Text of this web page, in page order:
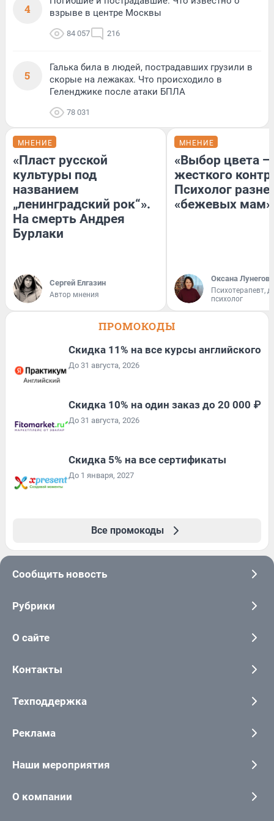
4
взрыве в центре Москвы
84 057 216
5
Галька била в людей, пострадавших грузили в
скорые на лежаках. Что происходило в
Геленджике после атаки БПЛА
78 031
МНЕНИЕ
«Пласт русской
культуры под
названием
„ленинградский рок“».
На смерть Андрея
Бурлаки
Сергей Елгазин
Автор мнения
МНЕНИЕ
«Выбор цвета —
жесткого
Психолог
«бежевых мам»
Оксана Лунегова
Психотерапевт,
психолог
ПРОМОКОДЫ
Скидка 11% на все курсы английского
До 31 августа, 2026
Скидка 10% на один заказ до 20 000 ₽
До 31 августа, 2026
Скидка 5% на все сертификаты
До 1 января, 2027
Все промокоды
Сообщить новость
Рубрики
О сайте
Контакты
Техподдержка
Реклама
Наши мероприятия
О компании